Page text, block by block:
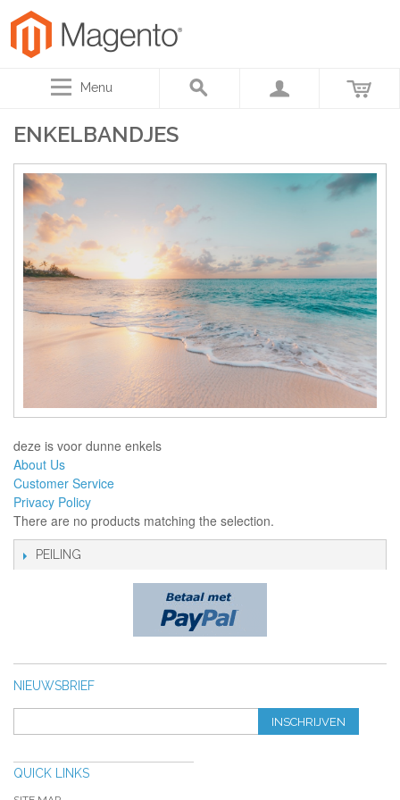
Menu
ENKELBANDJES
deze is voor dunne enkels
About Us
Customer Service
Privacy Policy
There are no products matching the selection.
PEILING
NIEUWSBRIEF
INSCHRIJVEN
QUICK LINKS